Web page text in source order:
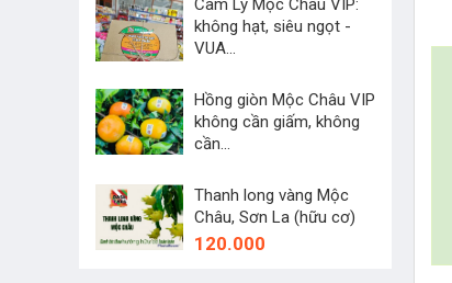
Cam Ly Mộc Châu VIP:
không hạt, siêu ngọt -
VUA...
Hồng giòn Mộc Châu VIP
không cần giấm, không
cần...
Thanh long vàng Mộc
Châu, Sơn La (hữu cơ)
120.000